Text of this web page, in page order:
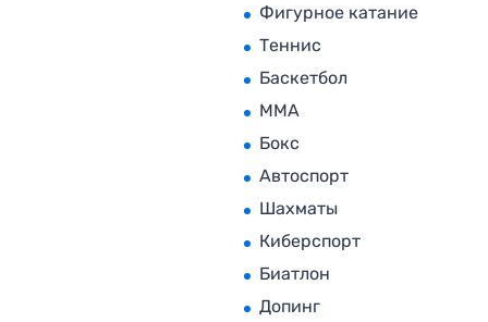
Фигурное катание
Теннис
Баскетбол
MMA
Бокс
Автоспорт
Шахматы
Киберспорт
Биатлон
Допинг